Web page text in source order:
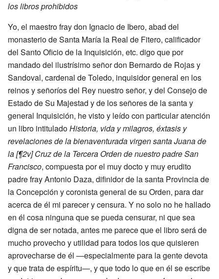
los libros prohibidos
Yo, el maestro fray don Ignacio de Ibero, abad del
monasterio de Santa María la Real de Fitero, calificador
del Santo Oficio de la Inquisición, etc. digo que por
mandado del ilustrísimo señor don Bernardo de Rojas y
Sandoval, cardenal de Toledo, inquisidor general en los
reinos y señoríos del Rey nuestro señor, y del Consejo de
Estado de Su Majestad y de los señores de la santa y
general Inquisición, he visto y leído con particular atención
un libro intituladoHistoria, vida y milagros, éxtasis y
revelaciones de la bienaventurada virgen santa Juana de
la [¶2v] Cruz de la Tercera Orden de nuestro padre San
Francisco, compuesta por el muy docto y muy erudito
padre fray Antonio Daza, difinidor de la santa Provincia de
la Concepción y coronista general de su Orden, para dar
acerca de él mi parecer y censura. Y no solo no he hallado
en él cosa ninguna que se pueda censurar, ni que sea
digna de ser notada, antes me parece que el libro será de
mucho provecho y utilidad para todos los que quisieren
aprovecharse de él —especialmente para la gente devota
y que trata de espíritu—, y que todo lo que en él se escribe